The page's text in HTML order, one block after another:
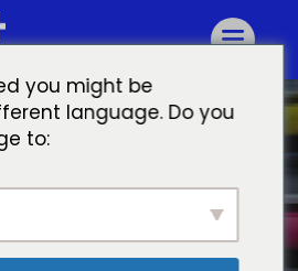
you might be
language. Do you
to: